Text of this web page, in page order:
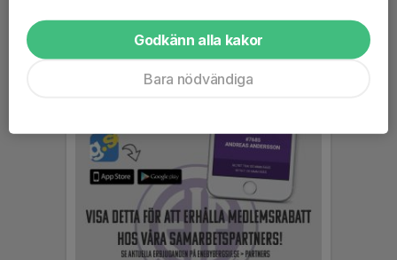
Godkänn alla kakor
Bara nödvändiga